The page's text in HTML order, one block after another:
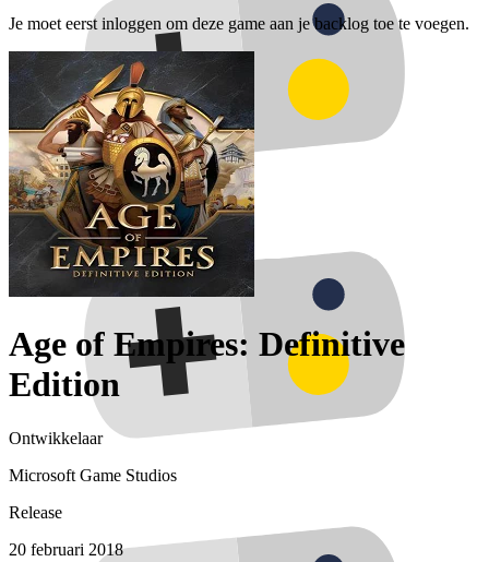
Je moet eerst inloggen om deze game aan je backlog toe te voegen.
Age of Empires: Definitive
Edition
Ontwikkelaar
Microsoft Game Studios
Release
20 februari 2018